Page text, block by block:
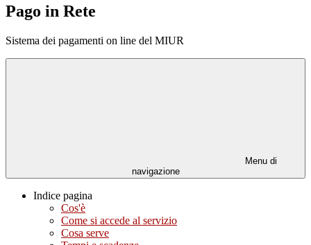
Pago in Rete
Sistema dei pagamenti on line del MIUR
Menu di
navigazione
Indice pagina
Cos'è
Come si accede al servizio
Cosa serve